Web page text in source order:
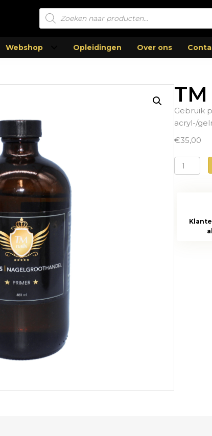
Producten
zoeken
Webshop Opleidingen Over ons
Gebruik
acryl-/
€35,00
TM
Nails